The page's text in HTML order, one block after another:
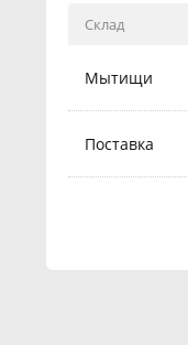
Склад
Мытищи
Поставка